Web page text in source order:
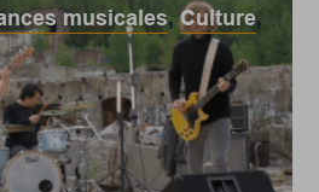
musicales,Culture,